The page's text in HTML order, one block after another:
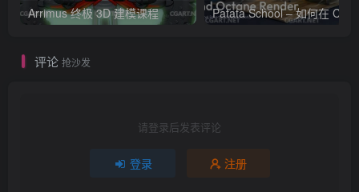
Arrimus 终极 3D 建模课程
评论 抢沙发
请登录后发表评论
登录 注册